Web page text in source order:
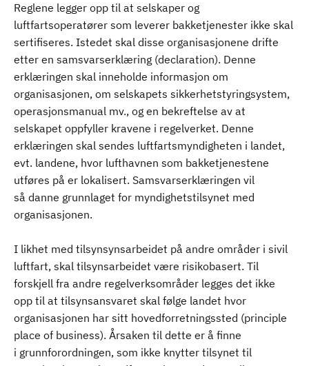
Reglene legger opp til at selskaper og
luftfartsoperatører som leverer bakketjenester ikke skal
sertifiseres. Istedet skal disse organisasjonene drifte
etter en samsvarserklæring (declaration). Denne
erklæringen skal inneholde informasjon om
organisasjonen, om selskapets sikkerhetstyringsystem,
operasjonsmanual mv., og en bekreftelse av at
selskapet oppfyller kravene i regelverket. Denne
erklæringen skal sendes luftfartsmyndigheten i landet,
evt. landene, hvor lufthavnen som bakketjenestene
utføres på er lokalisert. Samsvarserklæringen vil
så danne grunnlaget for myndighetstilsynet med
organisasjonen.
I likhet med tilsynsynsarbeidet på andre områder i sivil
luftfart, skal tilsynsarbeidet være risikobasert. Til
forskjell fra andre regelverksområder legges det ikke
opp til at tilsynsansvaret skal følge landet hvor
organisasjonen har sitt hovedforretningssted (principle
place of business). Årsaken til dette er å finne
i grunnforordningen, som ikke knytter tilsynet til